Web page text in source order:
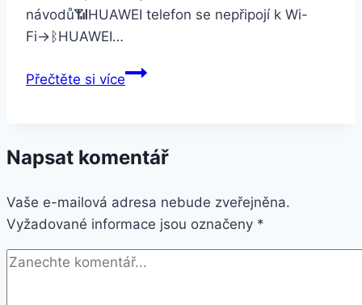
návodů📶HUAWEI telefon se nepřipojí k Wi-
Fi→ᛒHUAWEI…
Přečtěte si víceHuawei
Dual
modrý
Napsat komentář
Vaše e-mailová adresa nebude zveřejněna.
Vyžadované informace jsou označeny *